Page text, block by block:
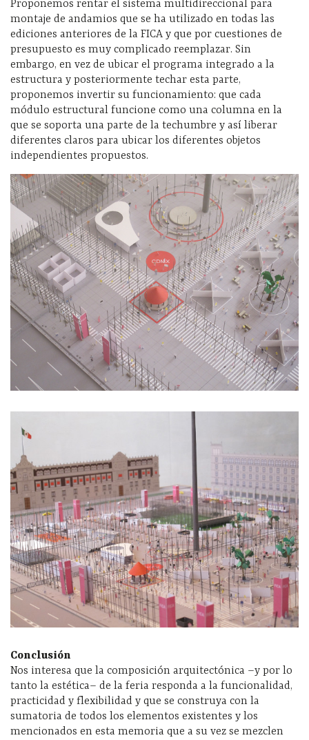
Proponemos rentar el sistema multidireccional para
montaje de andamios que se ha utilizado en todas las
ediciones anteriores de la FICA y que por cuestiones de
presupuesto es muy complicado reemplazar. Sin
embargo, en vez de ubicar el programa integrado a la
estructura y posteriormente techar esta parte,
proponemos invertir su funcionamiento: que cada
módulo estructural funcione como una columna en la
que se soporta una parte de la techumbre y así liberar
diferentes claros para ubicar los diferentes objetos
independientes propuestos.
Conclusión
Nos interesa que la composición arquitectónica –y por lo
tanto la estética– de la feria responda a la funcionalidad,
practicidad y flexibilidad y que se construya con la
sumatoria de todos los elementos existentes y los
mencionados en esta memoria que a su vez se mezclen